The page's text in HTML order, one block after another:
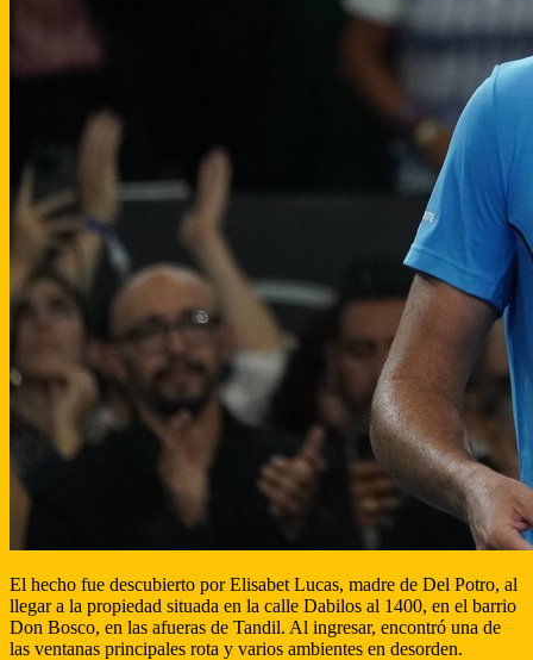
El hecho fue descubierto por Elisabet Lucas, madre de Del Potro, al
llegar a la propiedad situada en la calle Dabilos al 1400, en el barrio
Don Bosco, en las afueras de Tandil. Al ingresar, encontró una de
las ventanas principales rota y varios ambientes en desorden.